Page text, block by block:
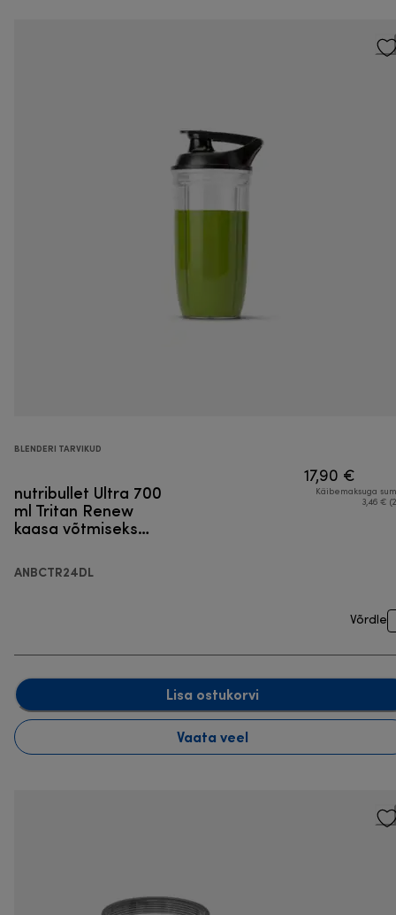
BLENDERI TARVIKUD
nutribullet Ultra 700
ml Tritan Renew
kaasa võtmiseks
ANBCTR24DL
17,90 €
Käibemaksuga
3,46 €
Võrdle
Lisa ostukorvi
Vaata veel